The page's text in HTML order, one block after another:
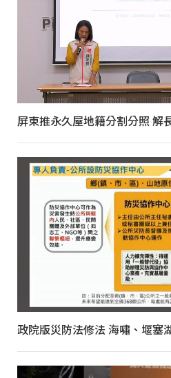
屏東推永久屋地籍分割分照 解
政院版災防法修法 海嘯、堰塞